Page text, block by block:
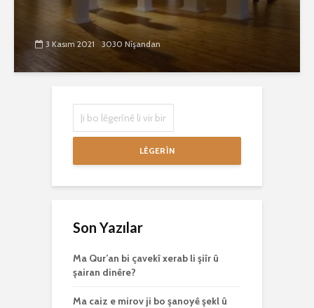
3 Kasım 2021 3030 Nîşandan
LÊGERÎN
Son Yazılar
Ma Qur’an bi çavekî xerab li şiîr û
şairan dinêre?
Ma caiz e mirov ji bo şanoyê şekl û